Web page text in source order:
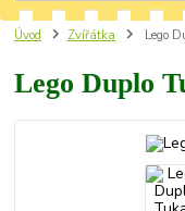
Úvod Zvířátka Lego
Lego Duplo